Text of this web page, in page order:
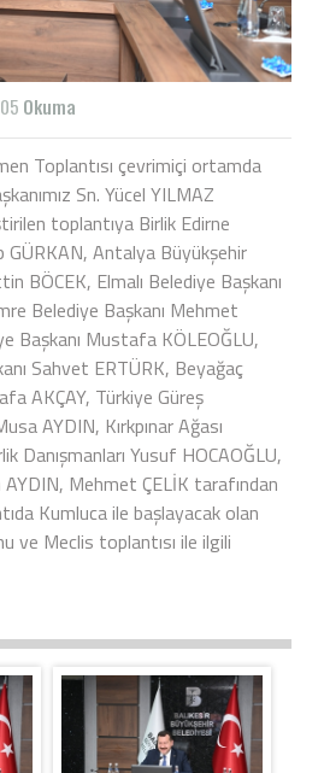
Okuma
Toplantısı çevrimiçi ortamda
Sn. Yücel YILMAZ
toplantıya Birlik Edirne
GÜRKAN, Antalya Büyükşehir
BÖCEK, Elmalı Belediye Başkanı
Belediye Başkanı Mehmet
Başkanı Mustafa KÖLEOĞLU,
Sahvet ERTÜRK, Beyağaç
AKÇAY, Türkiye Güreş
AYDIN, Kırkpınar Ağası
Danışmanları Yusuf HOCAOĞLU,
Mehmet ÇELİK tarafından
Kumluca ile başlayacak olan
ve Meclis toplantısı ile ilgili